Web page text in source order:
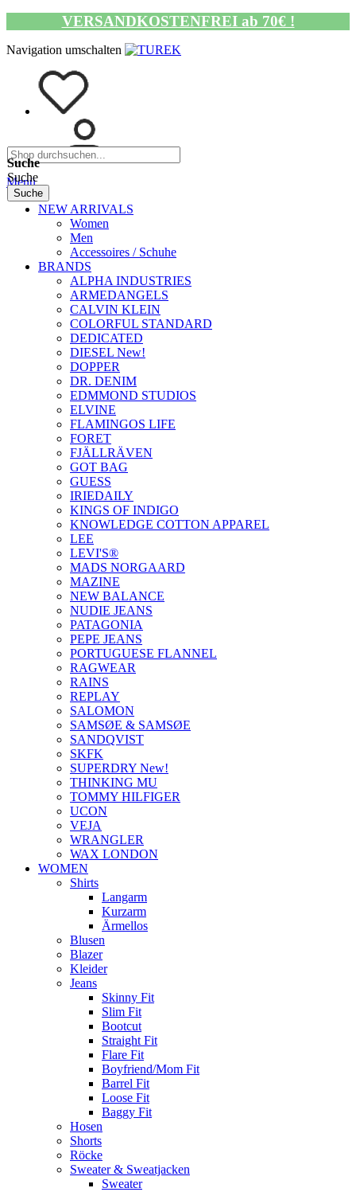
VERSANDKOSTENFREI ab 70€ !
Navigation umschalten
Suche
Suche
Suche
Menü
NEW ARRIVALS
Women
Men
Accessoires / Schuhe
BRANDS
ALPHA INDUSTRIES
ARMEDANGELS
CALVIN KLEIN
COLORFUL STANDARD
DEDICATED
DIESEL New!
DOPPER
DR. DENIM
EDMMOND STUDIOS
ELVINE
FLAMINGOS LIFE
FORET
FJÄLLRÄVEN
GOT BAG
GUESS
IRIEDAILY
KINGS OF INDIGO
KNOWLEDGE COTTON APPAREL
LEE
LEVI'S®
MADS NORGAARD
MAZINE
NEW BALANCE
NUDIE JEANS
PATAGONIA
PEPE JEANS
PORTUGUESE FLANNEL
RAGWEAR
RAINS
REPLAY
SALOMON
SAMSØE & SAMSØE
SANDQVIST
SKFK
SUPERDRY New!
THINKING MU
TOMMY HILFIGER
UCON
VEJA
WRANGLER
WAX LONDON
WOMEN
Shirts
Langarm
Kurzarm
Ärmellos
Blusen
Blazer
Kleider
Jeans
Skinny Fit
Slim Fit
Bootcut
Straight Fit
Flare Fit
Boyfriend/Mom Fit
Barrel Fit
Loose Fit
Baggy Fit
Hosen
Shorts
Röcke
Sweater & Sweatjacken
Sweater